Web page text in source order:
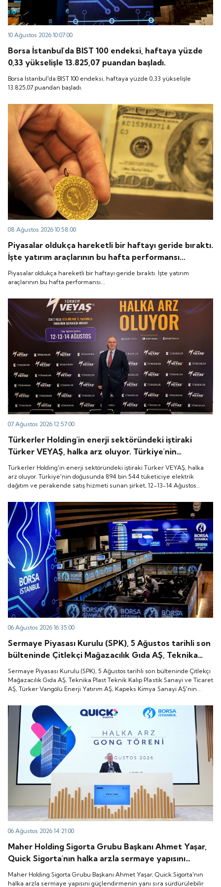
10 Ağustos 2026 10:07:00
Borsa İstanbul'da BIST 100 endeksi, haftaya yüzde
0,33 yükselişle 13.825,07 puandan başladı.
Borsa İstanbul'da BIST 100 endeksi, haftaya yüzde 0,33 yükselişle
13.825,07 puandan başladı.
08 Ağustos 2026 10:58:00
Piyasalar oldukça hareketli bir haftayı geride bıraktı.
İşte yatırım araçlarının bu hafta performansı...
Piyasalar oldukça hareketli bir haftayı geride bıraktı. İşte yatırım
araçlarının bu hafta performansı...
07 Ağustos 2026 12:57:00
Türkerler Holding'in enerji sektöründeki iştiraki
Türker VEYAŞ, halka arz oluyor. Türkiye'nin
doğusunda 894 bin 544 tüketiciye elektrik dağıtım
ve perakende satış hizmeti sunan şirket, 12-13-14
Ağustos tarihleri arasında pay başına 136 TL fiyatla
Türkerler Holding'in enerji sektöründeki iştiraki Türker VEYAŞ, halka
arz oluyor. Türkiye'nin doğusunda 894 bin 544 tüketiciye elektrik
dağıtım ve perakende satış hizmeti sunan şirket, 12-13-14 Ağustos
06 Ağustos 2026 16:35:00
Sermaye Piyasası Kurulu (SPK), 5 Ağustos tarihli son
bülteninde Çitlekçi Mağazacılık Gıda AŞ, Teknika
Plast Teknik Kalıp Plastik Sanayi ve Ticaret AŞ,
Türker Vangölü Enerji Yatırım AŞ, Kapeks Kimya
Sanayi AŞ'nin halka arzlarına onay verdiği duyurdu.
Sermaye Piyasası Kurulu (SPK), 5 Ağustos tarihli son bülteninde Çitlekçi
Mağazacılık Gıda AŞ, Teknika Plast Teknik Kalıp Plastik Sanayi ve Ticaret
AŞ, Türker Vangölü Enerji Yatırım AŞ, Kapeks Kimya Sanayi AŞ'nin
06 Ağustos 2026 14:21:00
Maher Holding Sigorta Grubu Başkanı Ahmet Yaşar,
Quick Sigorta'nın halka arzla sermaye yapısını
güçlendirmenin yanı sıra sürdürülebilir büyüme,
şeffaflık, hesap verebilirlik ve kurumsal yönetişim
Maher Holding Sigorta Grubu Başkanı Ahmet Yaşar, Quick Sigorta'nın
halka arzla sermaye yapısını güçlendirmenin yanı sıra sürdürülebilir